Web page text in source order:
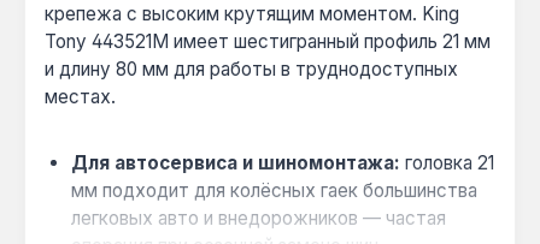
крепежа с высоким крутящим моментом. King
Tony 443521M имеет шестигранный профиль 21 мм
и длину 80 мм для работы в труднодоступных
местах.
Для автосервиса и шиномонтажа: головка 21
мм подходит для колёсных гаек большинства
легковых авто и внедорожников — частая